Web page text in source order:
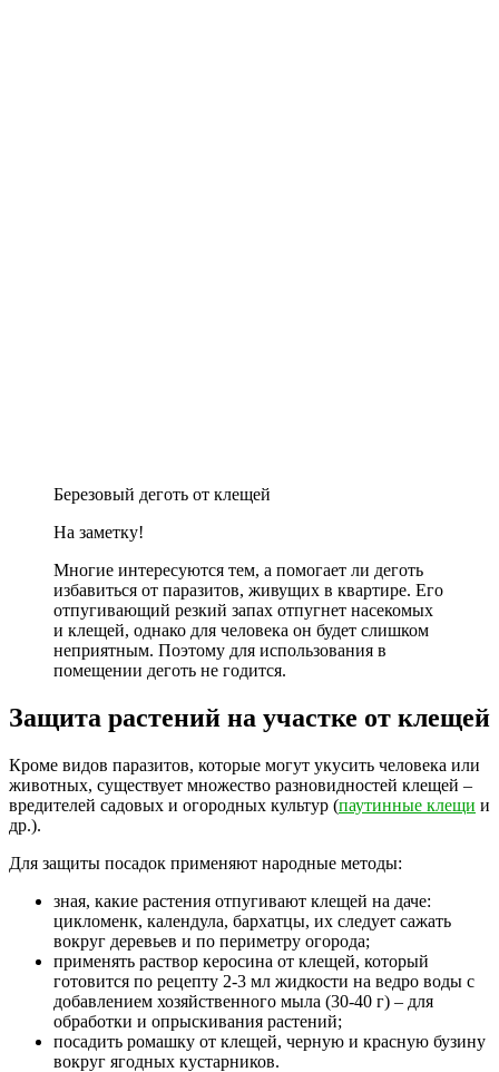
Березовый деготь от клещей
На заметку!
Многие интересуются тем, а помогает ли деготь
избавиться от паразитов, живущих в квартире. Его
отпугивающий резкий запах отпугнет насекомых
и клещей, однако для человека он будет слишком
неприятным. Поэтому для использования в
помещении деготь не годится.
Защита растений на участке от клещей
Кроме видов паразитов, которые могут укусить человека или
животных, существует множество разновидностей клещей –
вредителей садовых и огородных культур (паутинные клещи и
др.).
Для защиты посадок применяют народные методы:
зная, какие растения отпугивают клещей на даче:
цикломенк, календула, бархатцы, их следует сажать
вокруг деревьев и по периметру огорода;
применять раствор керосина от клещей, который
готовится по рецепту 2-3 мл жидкости на ведро воды с
добавлением хозяйственного мыла (30-40 г) – для
обработки и опрыскивания растений;
посадить ромашку от клещей, черную и красную бузину
вокруг ягодных кустарников.